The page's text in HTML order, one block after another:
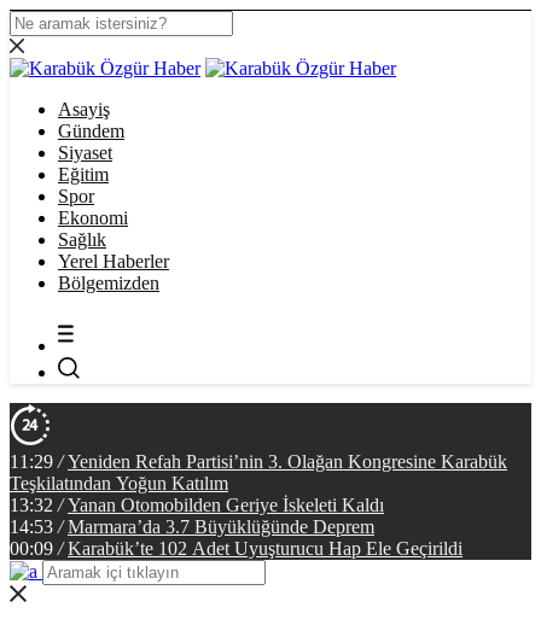
Asayiş
Gündem
Siyaset
Eğitim
Spor
Ekonomi
Sağlık
Yerel Haberler
Bölgemizden
11:29 / Yeniden Refah Partisi’nin 3. Olağan Kongresine Karabük
Teşkilatından Yoğun Katılım
13:32 / Yanan Otomobilden Geriye İskeleti Kaldı
14:53 / Marmara’da 3.7 Büyüklüğünde Deprem
00:09 / Karabük’te 102 Adet Uyuşturucu Hap Ele Geçirildi